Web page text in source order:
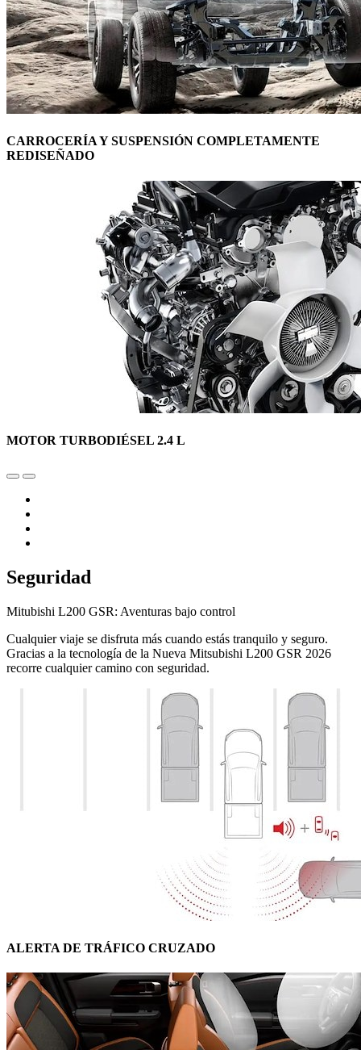
CARROCERÍA Y SUSPENSIÓN COMPLETAMENTE
REDISEÑADO
MOTOR TURBODIÉSEL 2.4 L
Seguridad
Mitubishi L200 GSR: Aventuras bajo control
Cualquier viaje se disfruta más cuando estás tranquilo y seguro.
Gracias a la tecnología de la Nueva Mitsubishi L200 GSR 2026
recorre cualquier camino con seguridad.
ALERTA DE TRÁFICO CRUZADO